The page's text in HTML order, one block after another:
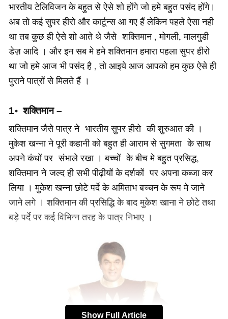
भारतीय टेलिविजन के बहुत से ऐसे शो होंगे जो हमे बहुत पसंद होंगे।
अब तो कई सुपर हीरो और कार्टून्स आ गए हैं लेकिन पहले ऐसा नही
था तब कुछ ही ऐसे शो आते थे जैसे शक्तिमान , मोगली, मालगुडी
डेज़ आदि । और इन सब मे हमे शक्तिमान हमारा पहला सुपर हीरो
था जो हमे आज भी पसंद है , तो आइये आज आपको हम कुछ ऐसे ही
पुराने पात्रों से मिलते हैं ।
1॰ शक्तिमान–
शक्तिमान जैसे पात्र ने भारतीय सुपर हीरो की शुरुआत की ।
मुकेश खन्ना ने पूरी कहानी को बहुत ही आराम से सुगमता के साथ
अपने कंधों पर संभाले रखा । बच्चों के बीच मे बहुत प्रसिद्ध,
शक्तिमान ने जल्द ही सभी पीढ़ीयों के दर्शकों पर अपना कब्जा कर
लिया । मुकेश खन्ना छोटे पर्दे के अमिताभ बच्चन के रूप मे जाने
जाने लगे । शक्तिमान की प्रसिद्धि के बाद मुकेश खाना ने छोटे तथा
बड़े पर्दे पर कई विभिन्न तरह के पात्र निभाए ।
Show Full Article